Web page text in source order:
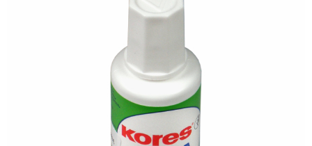
Výpredaj BTS